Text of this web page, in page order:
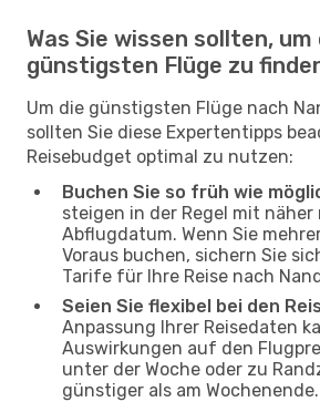
Was Sie wissen sollten, um
günstigsten Flüge zu
Um die günstigsten Flüge nach
sollten Sie diese Expertentipps
Reisebudget optimal zu nutzen:
Buchen Sie so früh wie
steigen in der Regel mit näher
Abflugdatum. Wenn Sie
Voraus buchen, sichern Sie
Tarife für Ihre Reise nach
Seien Sie flexibel bei den
Anpassung Ihrer Reisedaten
Auswirkungen auf den
unter der Woche oder zu
günstiger als am Wochenende.